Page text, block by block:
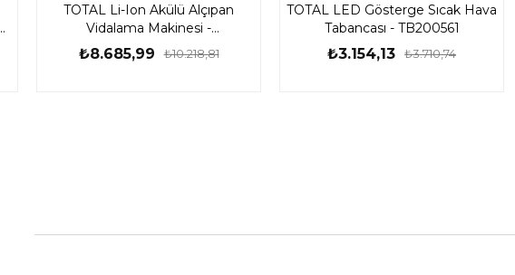
TOTAL Li-Ion Akülü Alçıpan
Vidalama Makinesi -
TDSLI204200-1
₺8.685,99 ₺10.218,81
TOTAL LED Gösterge Sıcak Hava
Tabancası - TB200561
₺3.154,13 ₺3.710,74